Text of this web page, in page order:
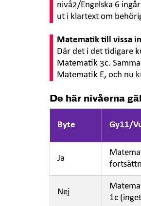
nivå2/Engelska 6
ut i klartext om
Matematik till vissa
Där det i det tidigare
Matematik 3c.
Matematik E, och nu
De här nivåerna
Byte Gy11/
Ja
Nej
1c